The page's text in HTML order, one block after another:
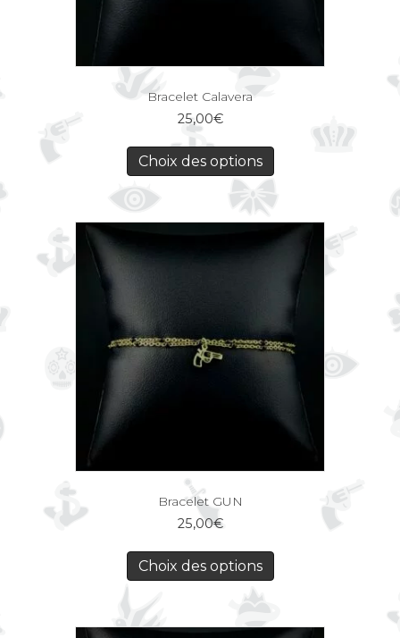
Bracelet Calavera
25,00€
Choix des options
Bracelet GUN
25,00€
Choix des options